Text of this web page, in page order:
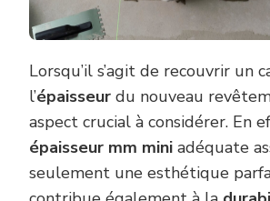
Lorsqu’il s’agit de recouvrir un
l’épaisseur du nouveau
aspect crucial à considérer. En
épaisseur mm mini adéquate
seulement une esthétique